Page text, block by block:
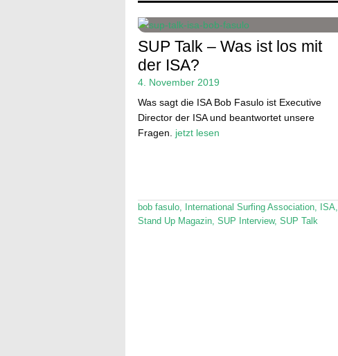
SUP Talk – Was ist los mit
der ISA?
4. November 2019
Was sagt die ISA Bob Fasulo ist Executive
Director der ISA und beantwortet unsere
Fragen. jetzt lesen
bob fasulo, International Surfing Association, ISA,
Stand Up Magazin, SUP Interview, SUP Talk